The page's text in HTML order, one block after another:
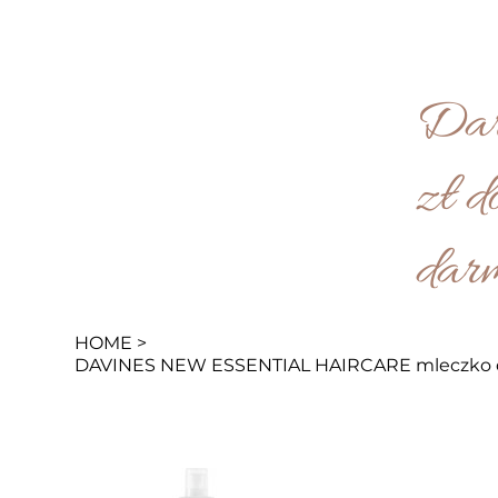
zł
HOME >
DAVINES NEW ESSENTIAL HAIRCARE